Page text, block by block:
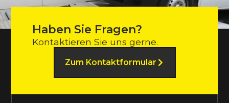
Haben Sie Fragen?
Kontaktieren Sie uns gerne.
Zum Kontaktformular